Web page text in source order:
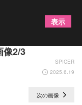
ス第3弾「初恋
像2/3
SPICER
2025.6.19
次の画像
表示